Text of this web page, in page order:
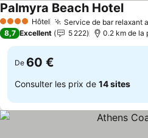
4 Étoiles Hôtel Service de bar relaxant
Palmyra Beach Hotel
8,7 Excellent 5 222 0.2 km de la
De 60 €
Consulter les prix de 14 sites